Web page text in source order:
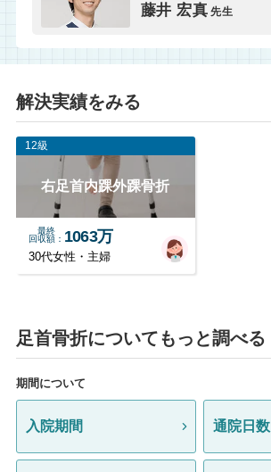
藤井 宏真 先生
解決実績をみる
12級
右足首内踝外踝骨折
最終
回収額
1063万
30代女性・主婦
足首骨折についてもっと調べる
期間について
入院期間 通院日数